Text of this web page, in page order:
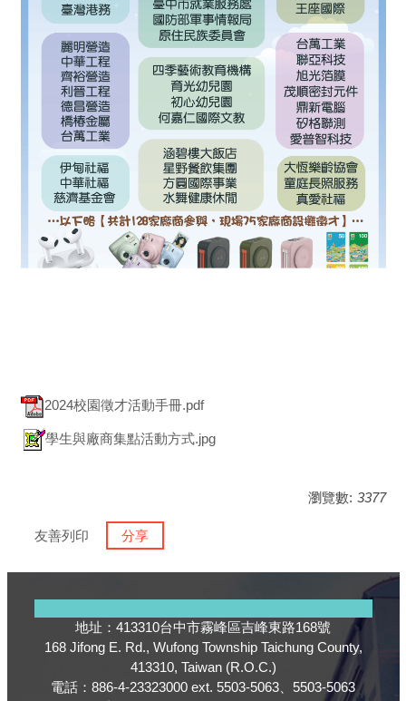
2024校園徵才活動手冊.pdf
學生與廠商集點活動方式.jpg
瀏覽數: 3377
友善列印 分享
地址：413310台中市霧峰區吉峰東路168號
168 Jifong E. Rd., Wufong Township Taichung County,
413310, Taiwan (R.O.C.)
電話：886-4-23323000 ext. 5503-5063、5503-5063